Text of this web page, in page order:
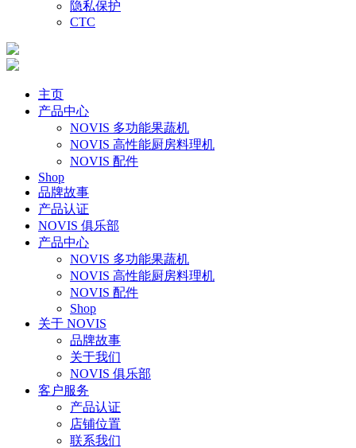
隐私保护
CTC
主页
产品中心
NOVIS 多功能果蔬机
NOVIS 高性能厨房料理机
NOVIS 配件
Shop
品牌故事
产品认证
NOVIS 俱乐部
产品中心
NOVIS 多功能果蔬机
NOVIS 高性能厨房料理机
NOVIS 配件
Shop
关于 NOVIS
品牌故事
关于我们
NOVIS 俱乐部
客户服务
产品认证
店铺位置
联系我们